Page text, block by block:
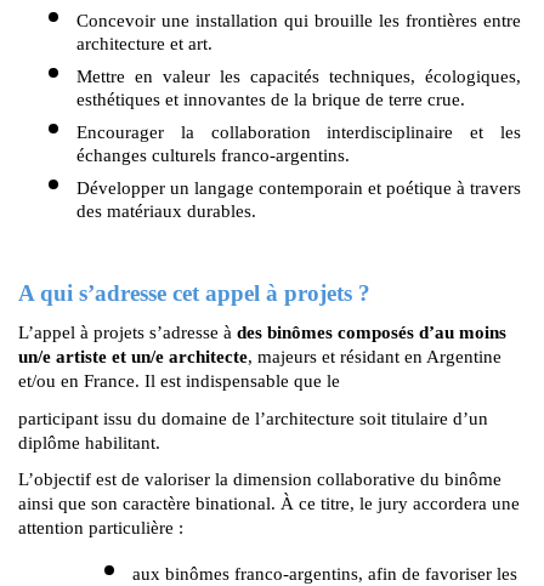
Concevoir une installation qui brouille les frontières entre
architecture et art.
Mettre en valeur les capacités techniques, écologiques,
esthétiques et innovantes de la brique de terre crue.
Encourager la collaboration interdisciplinaire et les
échanges culturels franco-argentins.
Développer un langage contemporain et poétique à travers
des matériaux durables.
A qui s’adresse cet appel à projets ?
L’appel à projets s’adresse à des binômes composés d’au moins
un/e artiste et un/e architecte, majeurs et résidant en Argentine
et/ou en France. Il est indispensable que le
participant issu du domaine de l’architecture soit titulaire d’un
diplôme habilitant.
L’objectif est de valoriser la dimension collaborative du binôme
ainsi que son caractère binational. À ce titre, le jury accordera une
attention particulière :
aux binômes franco-argentins, afin de favoriser les